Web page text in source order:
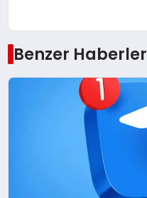
Benzer Haberler